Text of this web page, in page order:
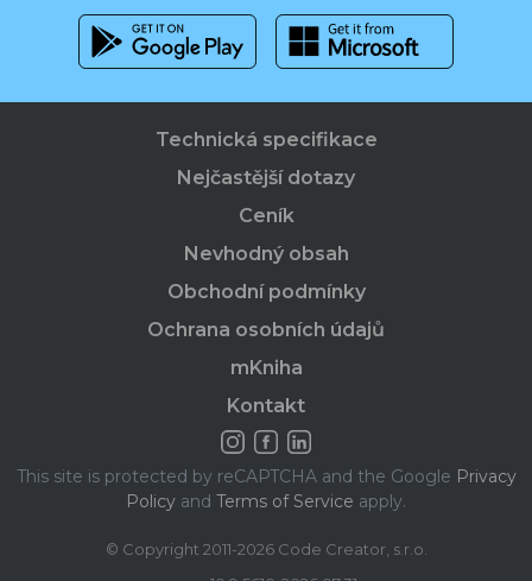
Technická specifikace
Nejčastější dotazy
Ceník
Nevhodný obsah
Obchodní podmínky
Ochrana osobních údajů
mKniha
Kontakt
This site is protected by reCAPTCHA and the Google Privacy
Policy and Terms of Service apply.
© Copyright 2011-2026 Code Creator, s.r.o.